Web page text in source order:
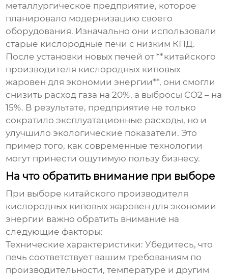
металлургическое предприятие, которое
планировало модернизацию своего
оборудования. Изначально они использовали
старые кислородные печи с низким КПД.
После установки новых печей от **китайского
производителя кислородных киповых
жаровен для экономии энергии**, они смогли
снизить расход газа на 20%, а выбросы CO2 – на
15%. В результате, предприятие не только
сократило эксплуатационные расходы, но и
улучшило экологические показатели. Это
пример того, как современные технологии
могут принести ощутимую пользу бизнесу.
На что обратить внимание при выборе
При выборе китайского производителя
кислородных киповых жаровен для экономии
энергии важно обратить внимание на
следующие факторы:
Технические характеристики: Убедитесь, что
печь соответствует вашим требованиям по
производительности, температуре и другим